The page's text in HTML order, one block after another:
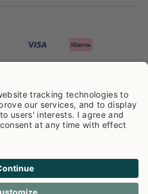
Rezensionen ausgezeichnet.
Impressum